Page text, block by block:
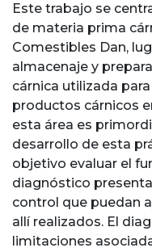
Este trabajo se
de materia prima
Comestibles Dan,
almacenaje y
cárnica utilizada
productos cárnicos
esta área es
desarrollo de esta
objetivo evaluar el
diagnóstico
control que puedan
allí realizados. El
limitaciones